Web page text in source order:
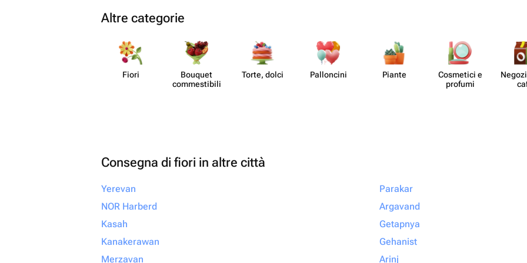
Altre categorie
Fiori
Bouquet
commes​tibili
Torte, dolci Pall​oncini Piante
Cosmetici e
profumi
Consegna di fiori in altre città
Yerevan
NOR Harberd
Kasah
Kanakerawan
Merzavan
Parakar
Argavand
Getapnya
Gehanist
Arinj